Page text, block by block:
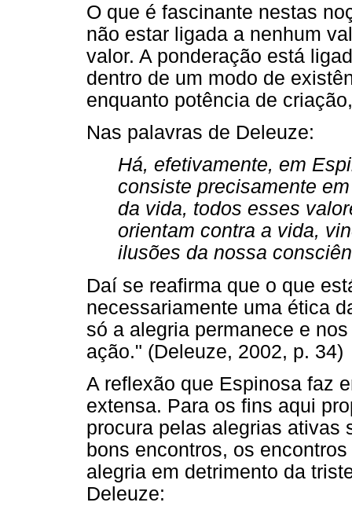
O que é fascinante nestas
não estar ligada a nenhum
valor. A ponderação está
dentro de um modo de
enquanto potência de
Nas palavras de Deleuze:
Há, efetivamente, em
consiste precisamente
da vida, todos esses
orientam contra a vida,
ilusões da nossa
Daí se reafirma que o que
necessariamente uma ética
só a alegria permanece e
ação." (Deleuze, 2002, p. 34)
A reflexão que Espinosa faz
extensa. Para os fins aqui
procura pelas alegrias ativas
bons encontros, os
alegria em detrimento da
Deleuze: